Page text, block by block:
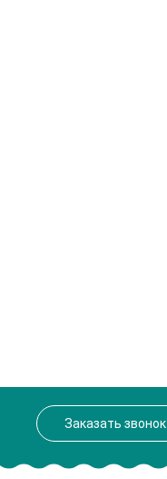
Заказать звонок